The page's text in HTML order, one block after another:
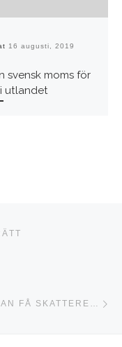
16 augusti, 2019
svensk moms för
utlandet
NÄRINGSIDKARE I GLESBYGDEN KAN FÅ SKATTEREDUKTION